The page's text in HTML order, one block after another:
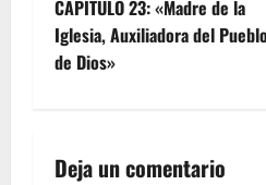
e
g
c
CAPITULO 23: «Madre de la
Iglesia, Auxiliadora del
de Dios»
Deja un comentario